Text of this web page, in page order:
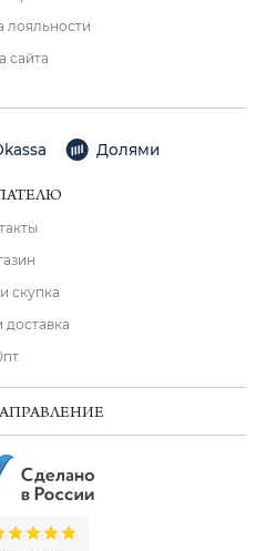
лояльности
сайта
Долями
скупка
доставка